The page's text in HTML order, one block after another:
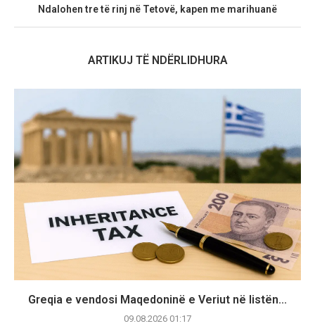
Ndalohen tre të rinj në Tetovë, kapen me marihuanë
ARTIKUJ TË NDËRLIDHURA
Greqia e vendosi Maqedoninë e Veriut në listën...
09.08.2026 01:17